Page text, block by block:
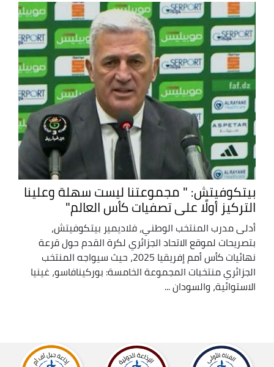
بيتكوفيتش: " مجموعتنا ليست سهلة وعلينا
التركيز أولًا على تصفيات كأس العالم"
أدلى مدرب المنتخب الوطني، فلاديمير بيتكوفيتش،
بتصريحات لموقع الاتحاد الجزائري لكرة القدم حول قرعة
نهائيات كأس أمم إفريقيا 2025، حيث سيواجه المنتخب
الجزائري منتخبات المجموعة الخامسة: بوركينافاسو، غينيا
الاستوائية، والسودان ...